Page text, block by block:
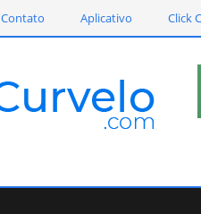
Contato Aplicativo Click